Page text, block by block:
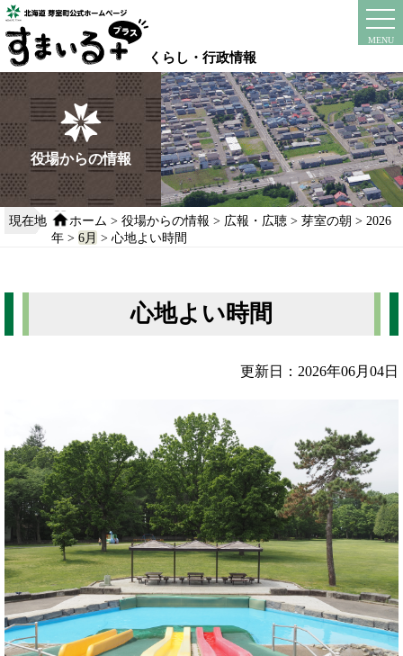
本
文
へ
移
動
る
くらし・行政情報
MENU
instagram
役場からの情報
現在地 ホーム >役場からの情報 > 広報・広聴 >芽室の朝 > 2026
年 >6月 > 心地よい時間
心地よい時間
更新日：2026年06月04日